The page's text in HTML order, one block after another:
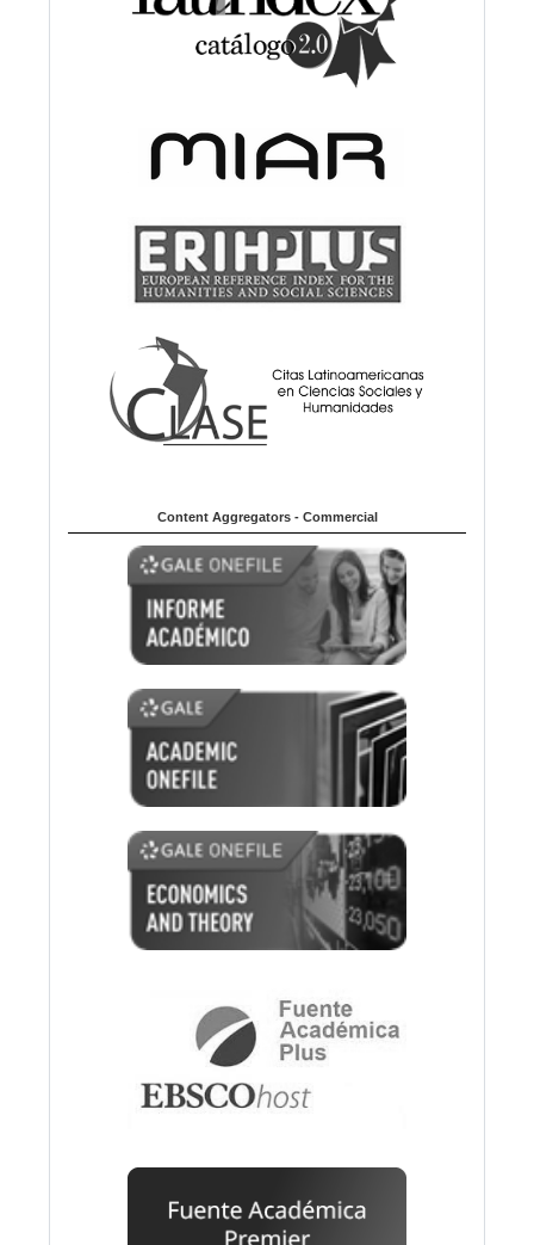
Content Aggregators - Commercial